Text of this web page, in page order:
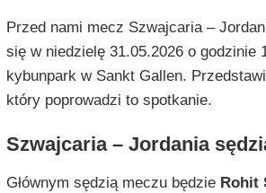
Przed nami mecz Szwajcaria –
się w niedzielę 31.05.2026 o godzinie
kybunpark w Sankt Gallen.
który poprowadzi to spotkanie.
Szwajcaria – Jordania
Głównym sędzią meczu będzie Rohit